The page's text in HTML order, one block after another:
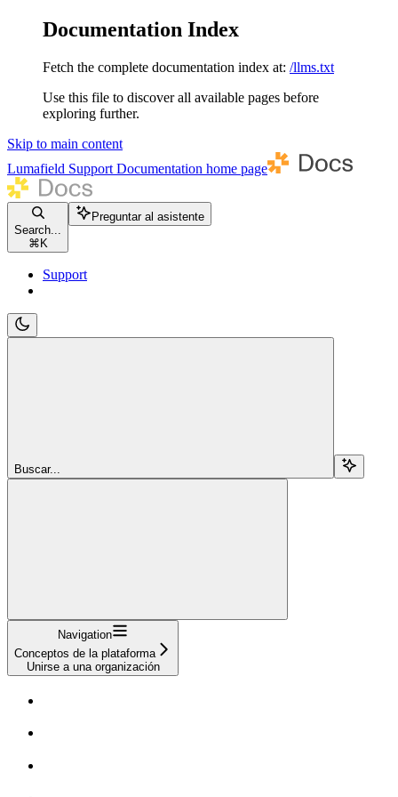
Documentation Index
Fetch the complete documentation index at: /llms.txt
Use this file to discover all available pages before
exploring further.
Skip to main content
Lumafield Support Documentation home page
Search...
⌘ K
Preguntar al asistente
Support
Buscar...
Navigation
Conceptos de la plataforma
Unirse a una organización